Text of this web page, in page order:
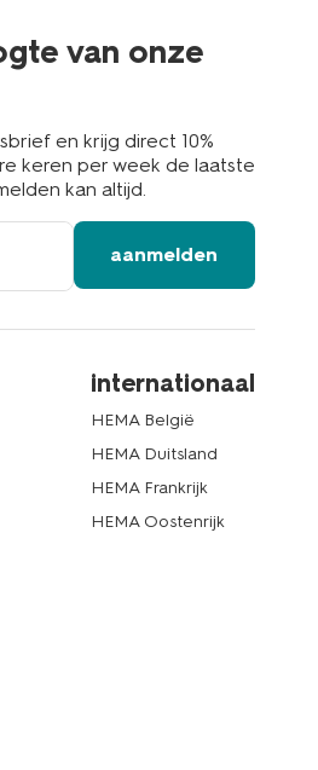
van onze
en krijg direct 10%
keren per week de laatste
kan altijd.
aanmelden
internationaal
HEMA België
HEMA Duitsland
HEMA Frankrijk
HEMA Oostenrijk